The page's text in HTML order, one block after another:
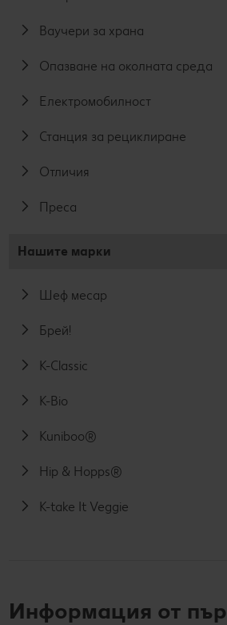
Ваучери за храна
Опазване на околната среда
Електромобилност
Станция за рециклиране
Отличия
Преса
Нашите марки
Шеф месар
Брей!
K-Classic
K-Bio
Kuniboo®
Hip & Hopps®
K-take It Veggie
Информация от